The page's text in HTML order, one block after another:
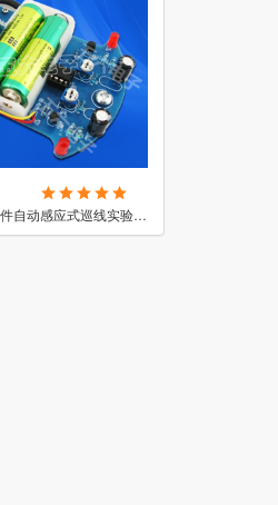
D2-1智能循迹小车套件巡线寻迹科技焊接组装实训电子制作DIY散件